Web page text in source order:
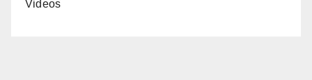
Videos